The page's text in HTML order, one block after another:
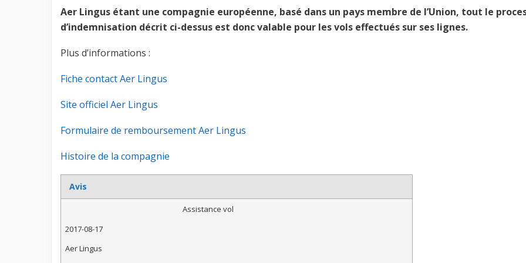
Aer Lingus étant une compagnie européenne, basé dans un pays membre de l’Union, tout le
d’indemnisation décrit ci-dessus est donc valable pour les vols effectués sur ses lignes.
Plus d’informations :
Fiche contact Aer Lingus
Site officiel Aer Lingus
Formulaire de remboursement Aer Lingus
Histoire de la compagnie
Avis
Assistance vol
2017-08-17
Aer Lingus